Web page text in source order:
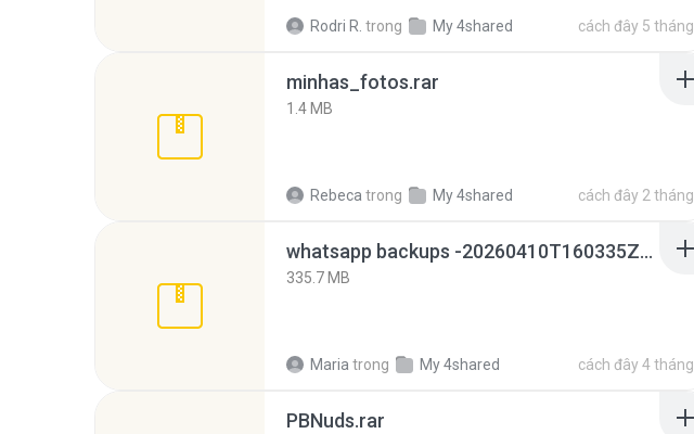
Rodri R. trong My 4shared cách đây 5 tháng
minhas_fotos.rar
1.4 MB
Rebeca trong My 4shared cách đây 2 tháng
whatsapp backups -20260410T160335Z-3-001.zip
335.7 MB
Maria trong My 4shared cách đây 4 tháng
PBNuds.rar